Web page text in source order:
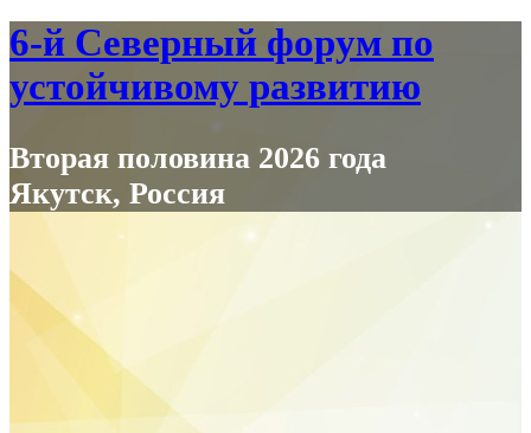
6-й Северный форум по
устойчивому развитию
Вторая половина 2026 года
Якутск, Россия